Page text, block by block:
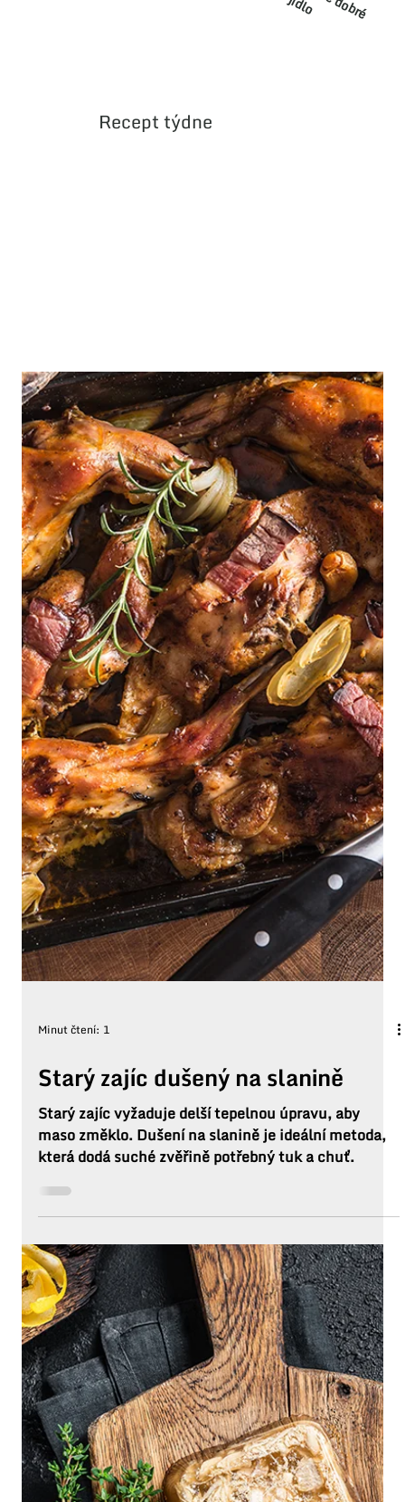
Recept týdne
Minut čtení: 1
Starý zajíc dušený na slanině
Starý zajíc vyžaduje delší tepelnou úpravu, aby
maso změklo. Dušení na slanině je ideální metoda,